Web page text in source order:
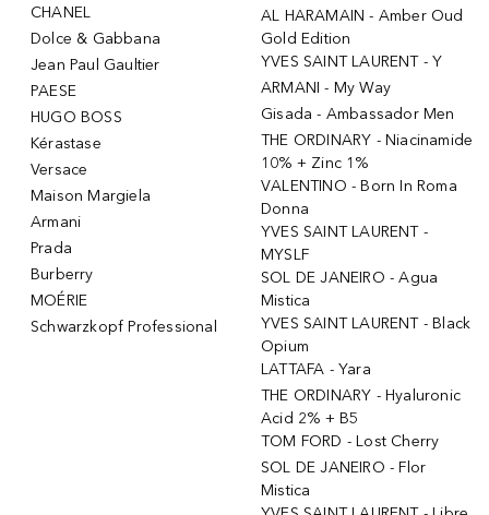
CHANEL
Dolce & Gabbana
Jean Paul Gaultier
PAESE
HUGO BOSS
Kérastase
Versace
Maison Margiela
Armani
Prada
Burberry
MOÉRIE
Schwarzkopf Professional
AL HARAMAIN - Amber Oud
Gold Edition
YVES SAINT LAURENT - Y
ARMANI - My Way
Gisada - Ambassador Men
THE ORDINARY - Niacinamide
10% + Zinc 1%
VALENTINO - Born In Roma
Donna
YVES SAINT LAURENT -
MYSLF
SOL DE JANEIRO - Agua
Mistica
YVES SAINT LAURENT - Black
Opium
LATTAFA - Yara
THE ORDINARY - Hyaluronic
Acid 2% + B5
TOM FORD - Lost Cherry
SOL DE JANEIRO - Flor
Mistica